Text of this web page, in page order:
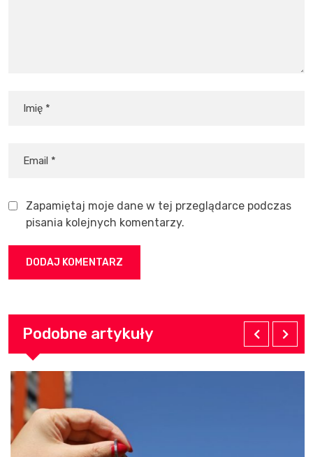
Zapamiętaj moje dane w tej przeglądarce podczas
pisania kolejnych komentarzy.
Podobne artykuły